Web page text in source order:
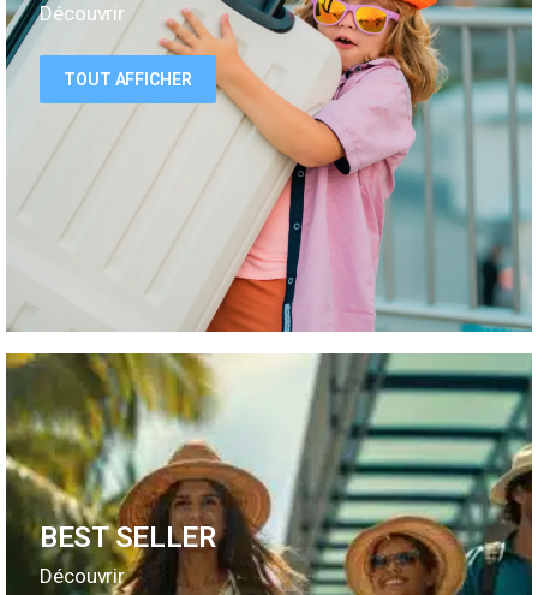
Découvrir
TOUT AFFICHER
BEST SELLER
Découvrir